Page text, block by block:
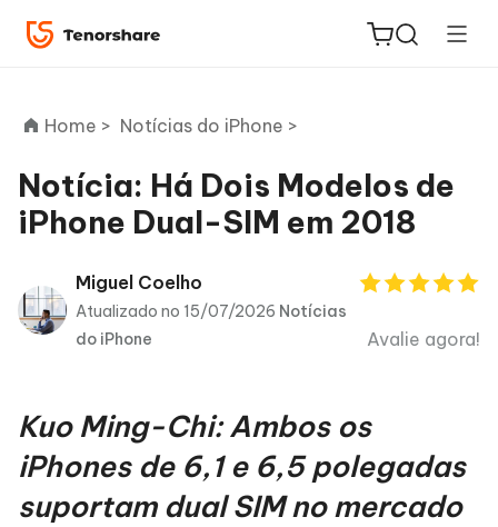
ReiBoot
PDNob
PDF
iAnyGo
Home > Notícias do iPhone >
Notícia: Há Dois Modelos de
iPhone Dual-SIM em 2018
Miguel Coelho
Atualizado no 15/07/2026 Notícias
do iPhone
Avalie agora!
Kuo Ming-Chi: Ambos os
iPhones de 6,1 e 6,5 polegadas
suportam dual SIM no mercado